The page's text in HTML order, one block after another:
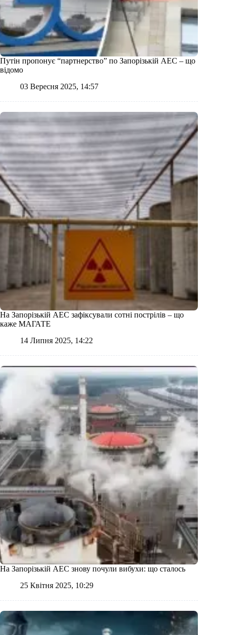
Путін пропонує “партнерство” по Запорізькій АЕС – що
відомо
03 Вересня 2025, 14:57
На Запорізькій АЕС зафіксували сотні пострілів – що
каже МАГАТЕ
14 Липня 2025, 14:22
На Запорізькій АЕС знову почули вибухи: що сталось
25 Квітня 2025, 10:29